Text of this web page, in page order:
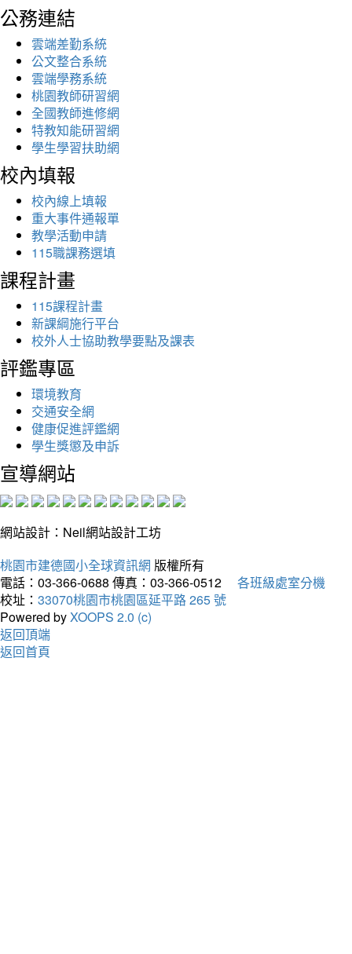
公務連結
雲端差勤系統
公文整合系統
雲端學務系統
桃園教師研習網
全國教師進修網
特教知能研習網
學生學習扶助網
校內填報
校內線上填報
重大事件通報單
教學活動申請
115職課務選填
課程計畫
115課程計畫
新課綱施行平台
校外人士協助教學要點及課表
評鑑專區
環境教育
交通安全網
健康促進評鑑網
學生獎懲及申訴
宣導網站
網站設計：Neil網站設計工坊
桃園市建德國小全球資訊網 版權所有
電話：03-366-0688 傳真：03-366-0512
各班級處室分機
校址： 33070桃園市桃園區延平路 265 號
Powered byXOOPS 2.0 (c)
返回頂端
返回首頁